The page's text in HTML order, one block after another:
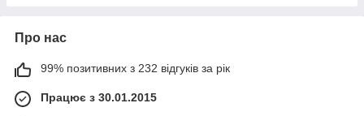
Про нас
99% позитивних з 232 відгуків за рік
Працює з 30.01.2015